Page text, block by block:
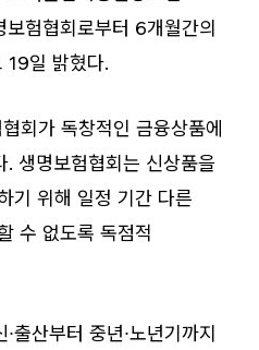
보험협회로부터 6개월간의
19일 밝혔다.
회가 독창적인 금융상품에
생명보험협회는 신상품을
기 위해 일정 기간 다른
수 없도록 독점적
출산부터 중년∙노년기까지